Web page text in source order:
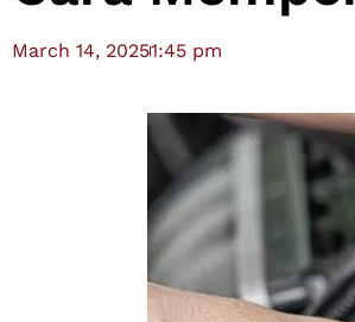
March 14, 20251:45 pm